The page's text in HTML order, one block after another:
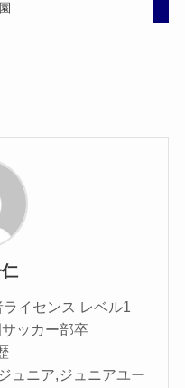
園
イセンス レベル1
ッカー部卒
ュニア,ジュニアユー